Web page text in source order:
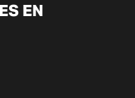
EN